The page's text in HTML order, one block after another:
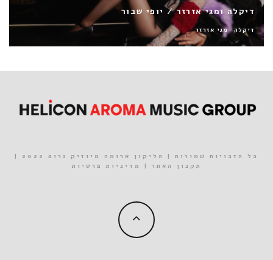
כהן / על השתק
כהן
כל הזכויות שמורות | הליקון ארומה מיוזיק גרופ 2022 |
תקנון האתר | מדיניות פרטיות